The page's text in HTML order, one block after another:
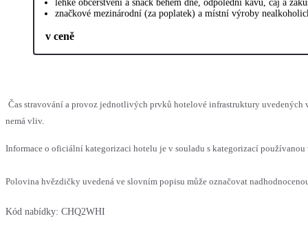
lehké občerstvení a snack během dne, odpolední kávu, čaj a
značkové mezinárodní (za poplatek) a místní výroby
v ceně
Čas stravování a provoz jednotlivých prvků hotelové infrastruktury uvedených
nemá vliv.
Informace o oficiální kategorizaci hotelu je v souladu s kategorizací
Polovina hvězdičky uvedená ve slovním popisu může označovat
Kód nabídky: CHQ2WHI